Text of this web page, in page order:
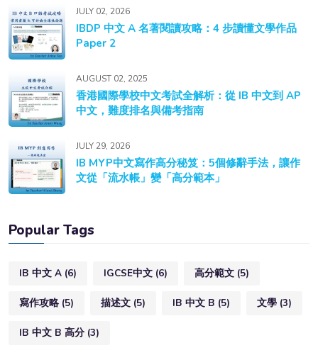
JULY 02, 2026
IBDP 中文 A 名著閱讀攻略：4 步讀懂文學作品
Paper 2
AUGUST 02, 2025
香港國際學校中文考試全解析：從 IB 中文到 AP
中文，難度排名與備考指南
JULY 29, 2026
IB MYP中文寫作高分秘笈：5個修辭手法，讓作
文從「流水帳」變「高分範本」
Popular Tags
IB 中文 A (6) IGCSE中文 (6) 高分範文 (5)
寫作攻略 (5) 描述文 (5) IB 中文 B (5) 文學 (3)
IB 中文 B 高分 (3)